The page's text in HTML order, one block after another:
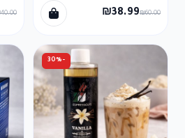
₪38.99₪60.00
-30%